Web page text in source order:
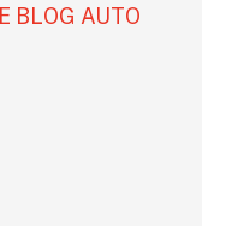
BLOG AUTO